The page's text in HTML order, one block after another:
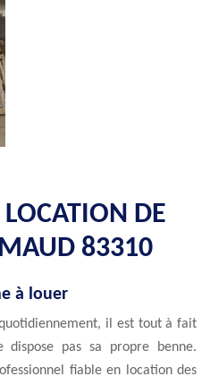
LOCATION DE
83310
à louer
il est tout à fait
pas sa propre benne.
fiable en location des